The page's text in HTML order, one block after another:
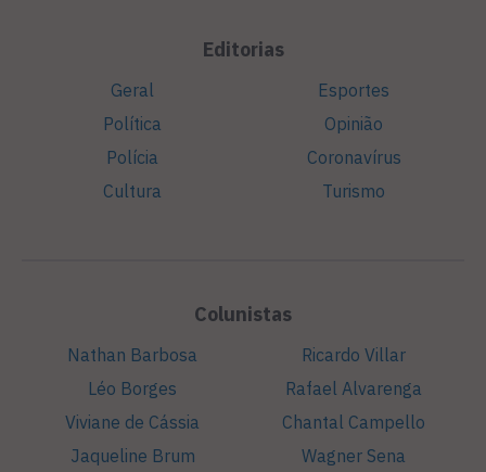
Editorias
Geral
Política
Polícia
Cultura
Esportes
Opinião
Coronavírus
Turismo
Colunistas
Nathan Barbosa
Léo Borges
Viviane de Cássia
Jaqueline Brum
Ricardo Villar
Rafael Alvarenga
Chantal Campello
Wagner Sena